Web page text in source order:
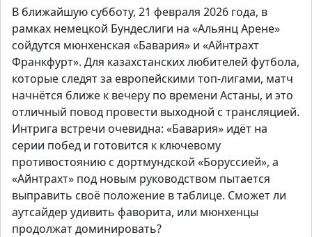
В ближайшую субботу, 21 февраля 2026 года, в
рамках немецкой Бундеслиги на «Альянц Арене»
сойдутся мюнхенская «Бавария» и «Айнтрахт
Франкфурт». Для казахстанских любителей футбола,
которые следят за европейскими топ-лигами, матч
начнётся ближе к вечеру по времени Астаны, и это
отличный повод провести выходной с трансляцией.
Интрига встречи очевидна: «Бавария» идёт на
серии побед и готовится к ключевому
противостоянию с дортмундской «Боруссией», а
«Айнтрахт» под новым руководством пытается
выправить своё положение в таблице. Сможет ли
аутсайдер удивить фаворита, или мюнхенцы
продолжат доминировать?